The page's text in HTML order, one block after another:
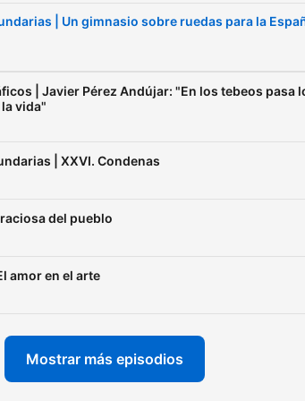
| Un gimnasio sobre ruedas para la
| Javier Pérez Andújar: "En los tebeos pasa
vida"
| XXVI. Condenas
del pueblo
amor en el arte
Mostrar más episodios